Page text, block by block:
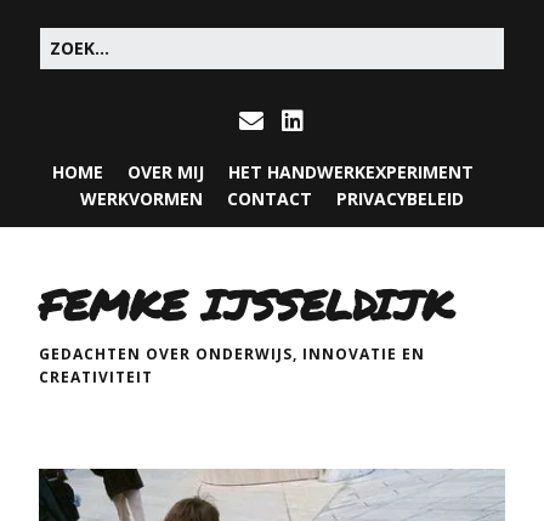
HOME OVER MIJ
HET HANDWERKEXPERIMENT
WERKVORMEN
CONTACT PRIVACYBELEID
FEMKE IJSSELDIJK
GEDACHTEN OVER ONDERWIJS, INNOVATIE EN
CREATIVITEIT